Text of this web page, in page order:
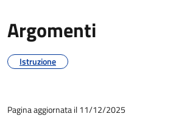
Argomenti
Istruzione
Pagina aggiornata il 11/12/2025